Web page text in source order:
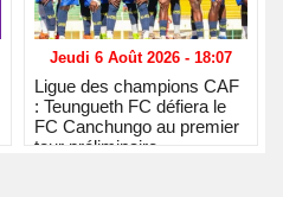
Jeudi 6 Août 2026 - 18:07
Ligue des champions CAF
: Teungueth FC défiera le
FC Canchungo au premier
tour préliminaire